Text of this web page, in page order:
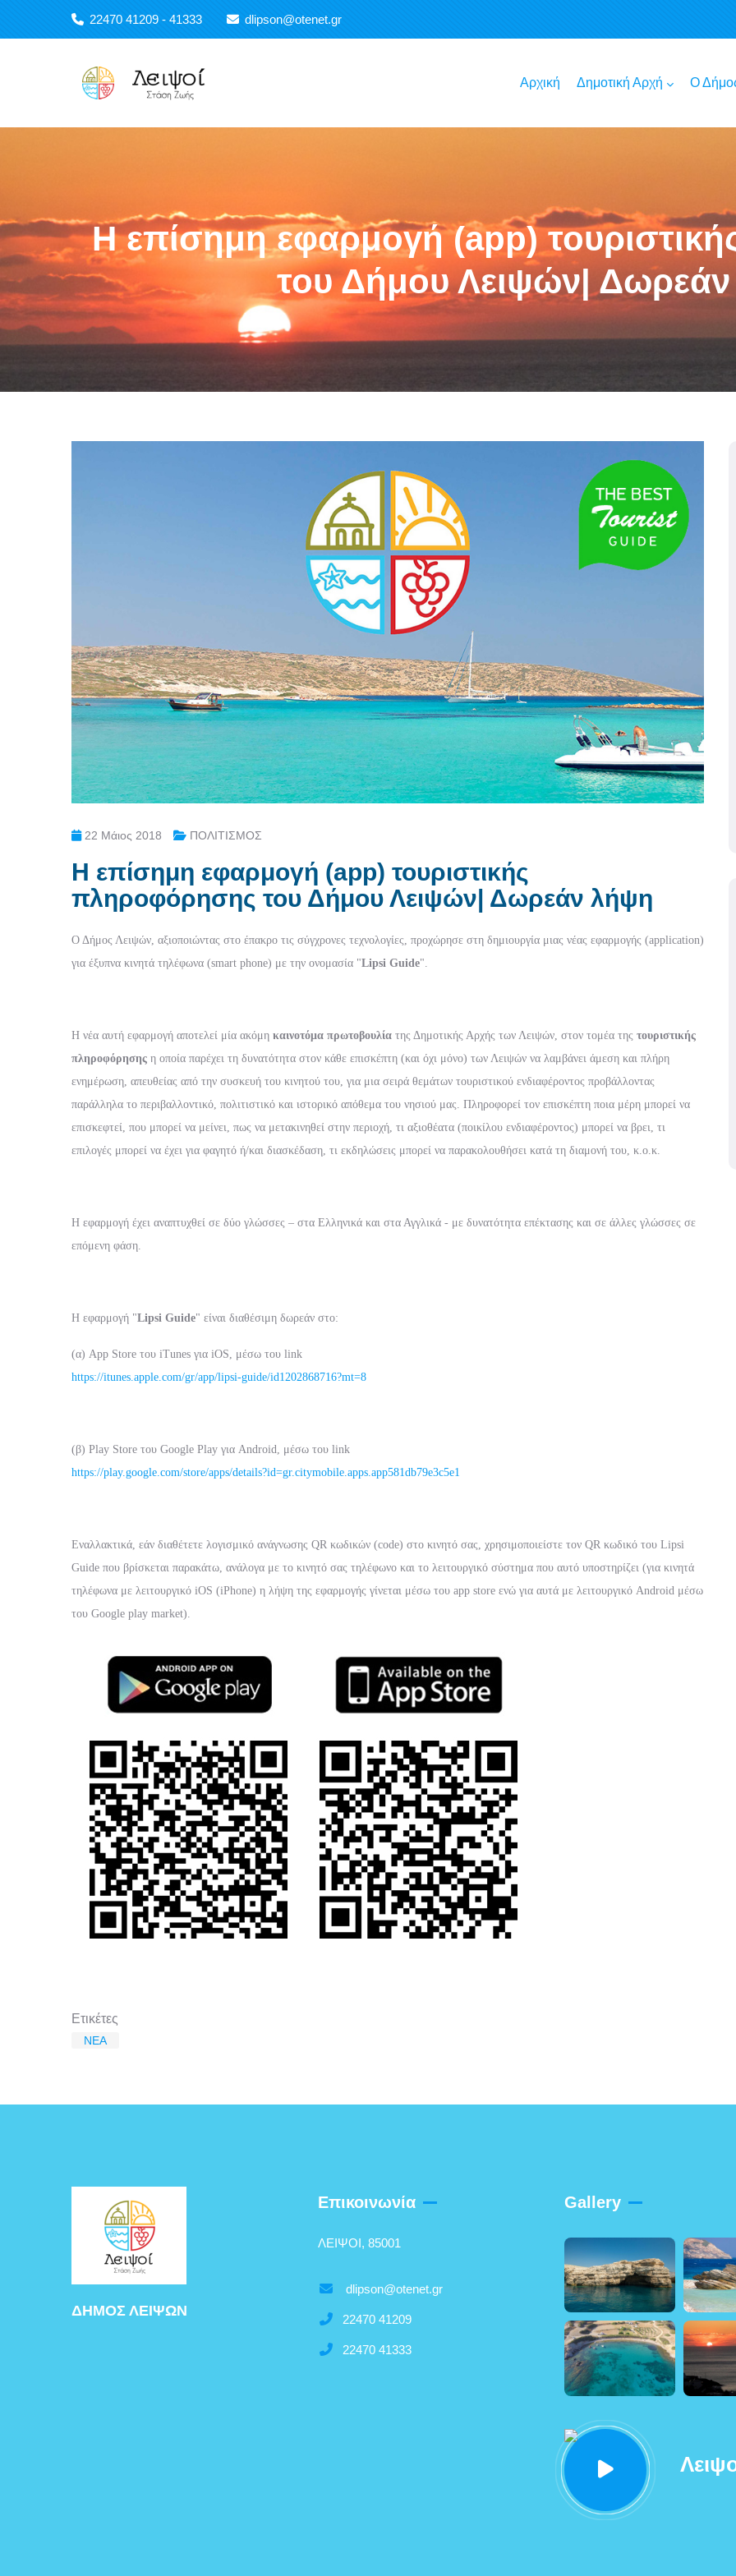
Παράκαμψη προς το κυρίως περιεχόμενο
22470 41209 - 41333 dlipson@otenet.gr
Αρχική Δημοτική Αρχή Ο
Η επίσημη εφαρμογή (app)
του Δήμου Λειψών|
22 Μάιος 2018 ΠΟΛΙΤΙΣΜΟΣ
Η επίσημη εφαρμογή (app) τουριστικής
πληροφόρησης του Δήμου Λειψών| Δωρεάν λήψη
Ο Δήμος Λειψών, αξιοποιώντας στο έπακρο τις σύγχρονες τεχνολογίες, προχώρησε στη δημιουργία μιας νέας εφαρμογής (application)
για έξυπνα κινητά τηλέφωνα (smart phone) με την ονομασία "Lipsi Guide".
Η νέα αυτή εφαρμογή αποτελεί μία ακόμη καινοτόμα πρωτοβουλία της Δημοτικής Αρχής των Λειψών, στον τομέα της τουριστικής
πληροφόρησης η οποία παρέχει τη δυνατότητα στον κάθε επισκέπτη (και όχι μόνο) των Λειψών να λαμβάνει άμεση και πλήρη
ενημέρωση, απευθείας από την συσκευή του κινητού του, για μια σειρά θεμάτων τουριστικού ενδιαφέροντος προβάλλοντας
παράλληλα το περιβαλλοντικό, πολιτιστικό και ιστορικό απόθεμα του νησιού μας. Πληροφορεί τον επισκέπτη ποια μέρη μπορεί να
επισκεφτεί, που μπορεί να μείνει, πως να μετακινηθεί στην περιοχή, τι αξιοθέατα (ποικίλου ενδιαφέροντος) μπορεί να βρει, τι
επιλογές μπορεί να έχει για φαγητό ή/και διασκέδαση, τι εκδηλώσεις μπορεί να παρακολουθήσει κατά τη διαμονή του, κ.ο.κ.
Η εφαρμογή έχει αναπτυχθεί σε δύο γλώσσες – στα Ελληνικά και στα Αγγλικά - με δυνατότητα επέκτασης και σε άλλες γλώσσες σε
επόμενη φάση.
Η εφαρμογή "Lipsi Guide" είναι διαθέσιμη δωρεάν στο:
(α) App Store του iTunes για iOS, μέσω του link
https://itunes.apple.com/gr/app/lipsi-guide/id1202868716?mt=8
(β) Play Store του Google Play για Android, μέσω του link
https://play.google.com/store/apps/details?id=gr.citymobile.apps.app581db79e3c5e1
Εναλλακτικά, εάν διαθέτετε λογισμικό ανάγνωσης QR κωδικών (code) στο κινητό σας, χρησιμοποιείστε τον QR κωδικό του Lipsi
Guide που βρίσκεται παρακάτω, ανάλογα με το κινητό σας τηλέφωνο και το λειτουργικό σύστημα που αυτό υποστηρίζει (για κινητά
τηλέφωνα με λειτουργικό iOS (iPhone) η λήψη της εφαρμογής γίνεται μέσω του app store ενώ για αυτά με λειτουργικό Android μέσω
του Google play market).
Ετικέτες
ΝΕΑ
ΔΗΜΟΣ ΛΕΙΨΩΝ
Επικοινωνία
ΛΕΙΨΟΙ, 85001
dlipson@otenet.gr
22470 41209
22470 41333
Gallery